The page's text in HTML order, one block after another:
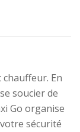
chauffeur. En
soucier de
Go organise
sécurité